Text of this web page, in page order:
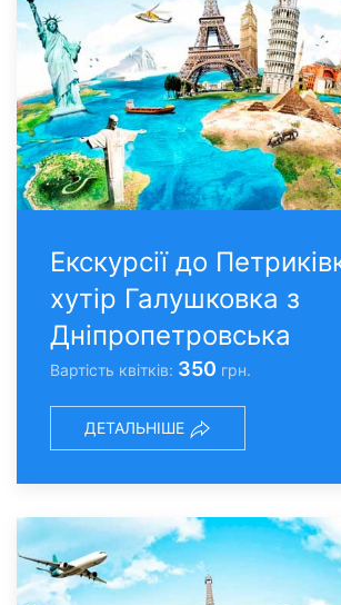
Екскурсії до
хутір Галушковка з
Дніпропетровська
Вартість квітків: 350 грн.
ДЕТАЛЬНІШЕ